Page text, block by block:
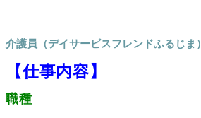
介護員（デイサービスフレンドふるじま）
【仕事内容】
職種